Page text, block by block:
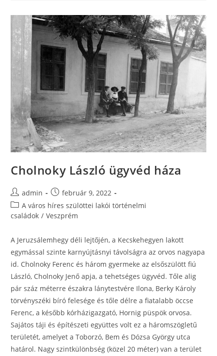
Cholnoky László ügyvéd háza
admin
február 9, 2022
A város híres szülöttei lakói történelmi
családok / Veszprém
A Jeruzsálemhegy déli lejtőjén, a Kecskehegyen lakott
egymással szinte karnyújtásnyi távolságra az orvos nagyapa
id. Cholnoky Ferenc és három gyermeke az elsőszülött fiú
László, Cholnoky Jenő apja, a tehetséges ügyvéd. Tőle alig
pár száz méterre északra lánytestvére Ilona, Berky Károly
törvényszéki bíró felesége és tőle délre a fiatalabb öccse
Ferenc, a később kórházigazgató, Hornig püspök orvosa.
Sajátos táji és építészeti együttes volt ez a háromszögletű
területét, amelyet a Toborzó, Bem és Dózsa György utca
határol. Nagy szintkülönbség (közel 20 méter) van a terület